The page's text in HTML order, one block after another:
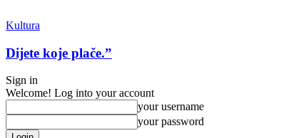
Kultura
Dijete koje plače.”
Sign in
Welcome! Log into your account
your username
your password